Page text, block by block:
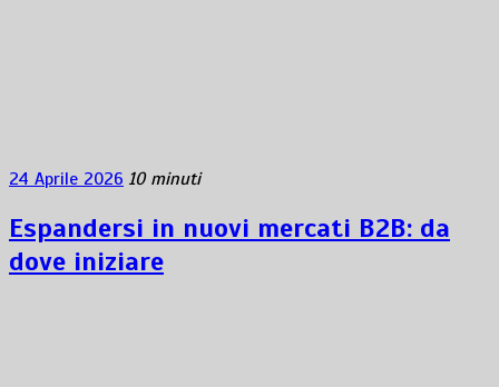
24 Aprile 2026 10 minuti
Espandersi in nuovi mercati B2B: da
dove iniziare